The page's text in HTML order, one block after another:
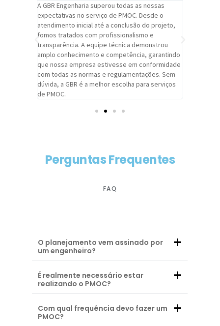
A GBR Engenharia superou todas as nossas
expectativas no serviço de PMOC. Desde o
atendimento inicial até a conclusão do projeto,
fomos tratados com profissionalismo e
transparência. A equipe técnica demonstrou
amplo conhecimento e competência, garantindo
que nossa empresa estivesse em conformidade
com todas as normas e regulamentações. Sem
dúvida, a GBR é a melhor escolha para serviços
de PMOC.
Perguntas Frequentes
FAQ
O planejamento vem assinado por
um engenheiro?
É realmente necessário estar
realizando o PMOC?
Com qual frequência devo fazer um
PMOC?